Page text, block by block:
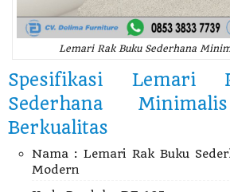
Lemari Rak Buku Sederhana
Spesifikasi Lemari
Sederhana
Berkualitas
Nama : Lemari Rak Buku
Modern